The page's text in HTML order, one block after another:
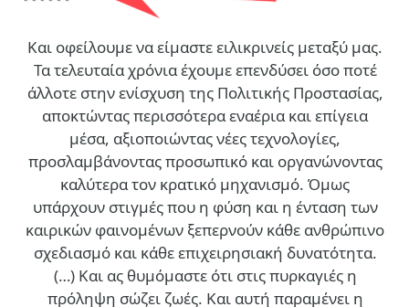
Και οφείλουμε να είμαστε ειλικρινείς μεταξύ μας.
Τα τελευταία χρόνια έχουμε επενδύσει όσο ποτέ
άλλοτε στην ενίσχυση της Πολιτικής Προστασίας,
αποκτώντας περισσότερα εναέρια και επίγεια
μέσα, αξιοποιώντας νέες τεχνολογίες,
προσλαμβάνοντας προσωπικό και οργανώνοντας
καλύτερα τον κρατικό μηχανισμό. Όμως
υπάρχουν στιγμές που η φύση και η ένταση των
καιρικών φαινομένων ξεπερνούν κάθε ανθρώπινο
σχεδιασμό και κάθε επιχειρησιακή δυνατότητα.
(…) Και ας θυμόμαστε ότι στις πυρκαγιές η
πρόληψη σώζει ζωές. Και αυτή παραμένει η